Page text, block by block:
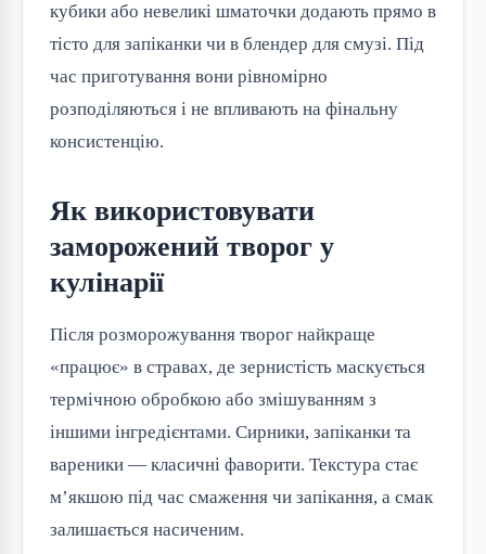
кубики або невеликі шматочки додають прямо в
тісто для запіканки чи в блендер для смузі. Під
час приготування вони рівномірно
розподіляються і не впливають на фінальну
консистенцію.
Як використовувати
заморожений творог у
кулінарії
Після розморожування творог найкраще
«працює» в стравах, де зернистість маскується
термічною обробкою або змішуванням з
іншими інгредієнтами. Сирники, запіканки та
вареники — класичні фаворити. Текстура стає
м’якшою під час смаження чи запікання, а смак
залишається насиченим.